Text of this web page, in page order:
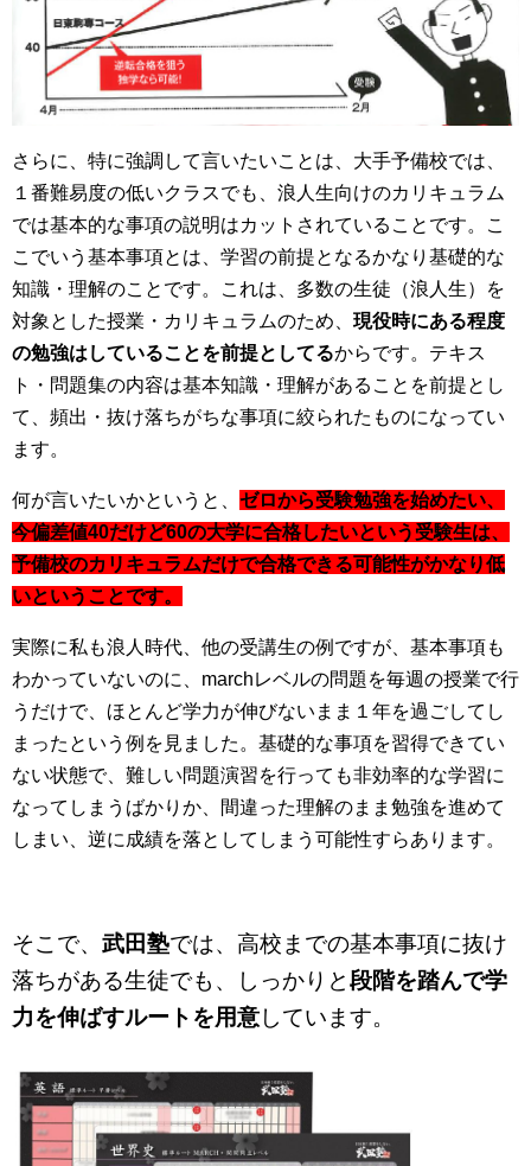
さらに、特に強調して言いたいことは、大手予備校では、
１番難易度の低いクラスでも、浪人生向けのカリキュラム
では基本的な事項の説明はカットされていることです。こ
こでいう基本事項とは、学習の前提となるかなり基礎的な
知識・理解のことです。これは、多数の生徒（浪人生）を
対象とした授業・カリキュラムのため、 現役時にある程度
の勉強はしていることを前提としてるからです。テキス
ト・問題集の内容は基本知識・理解があることを前提とし
て、頻出・抜け落ちがちな事項に絞られたものになってい
ます。
何が言いたいかというと、 ゼロから受験勉強を始めたい、
今偏差値40だけど60の大学に合格したいという受験生は、
予備校のカリキュラムだけで合格できる可能性がかなり低
いということです。
実際に私も浪人時代、他の受講生の例ですが、基本事項も
わかっていないのに、marchレベルの問題を毎週の授業で行
うだけで、ほとんど学力が伸びないまま１年を過ごしてし
まったという例を見ました。基礎的な事項を習得できてい
ない状態で、難しい問題演習を行っても非効率的な学習に
なってしまうばかりか、間違った理解のまま勉強を進めて
しまい、逆に成績を落としてしまう可能性すらあります。
そこで、 武田塾では、高校までの基本事項に抜け
落ちがある生徒でも、しっかりと段階を踏んで学
力を伸ばすルートを用意しています。